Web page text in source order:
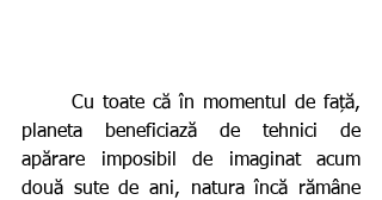
planeta beneficiază de tehnici de
apărare imposibil de imaginat acum
două sute de ani, natura încă rămâne